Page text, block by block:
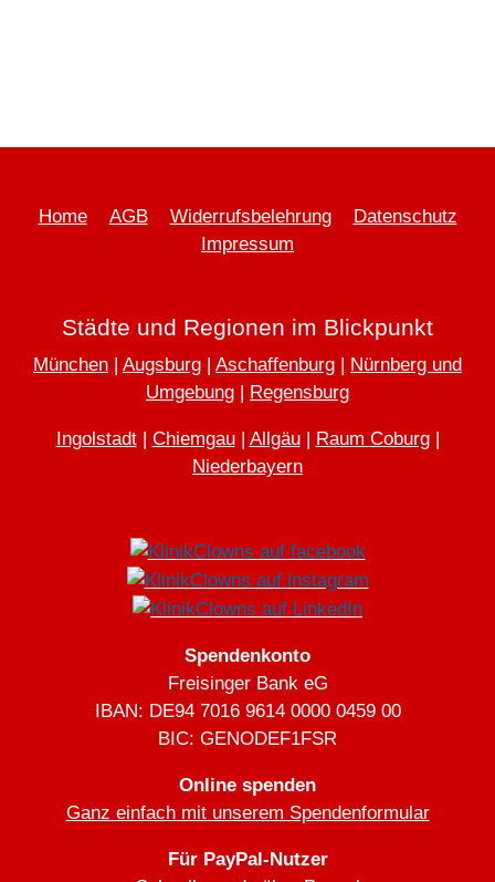
Home AGB Widerrufsbelehrung
Datenschutz
Impressum
Städte und Regionen im Blickpunkt
München Augsburg Aschaffenburg
Nürnberg und
Umgebung
Regensburg
Ingolstadt| Chiemgau| Allgäu| Raum Coburg|
Niederbayern
Spendenkonto
Freisinger Bank eG
IBAN: DE94 7016 9614 0000 0459 00
BIC: GENODEF1FSR
Online spenden
Ganz einfach mit unserem Spendenformular
Für PayPal-Nutzer